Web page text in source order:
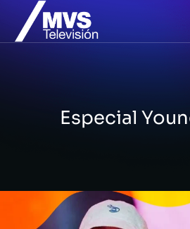
Especial